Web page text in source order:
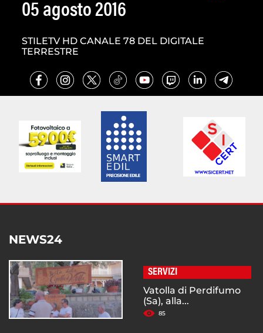
05 agosto 2016
STILETV HD CANALE 78 DEL DIGITALE
TERRESTRE
NEWS24
SERVIZI
Vatolla di Perdifumo
(Sa), alla...
85